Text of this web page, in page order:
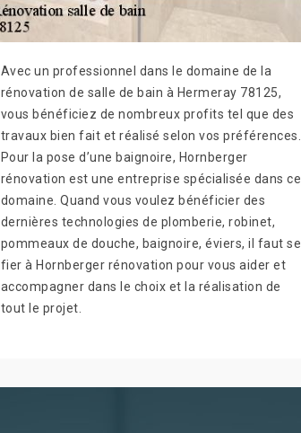
Avec un professionnel dans le domaine de la
rénovation de salle de bain à Hermeray 78125,
vous bénéficiez de nombreux profits tel que des
travaux bien fait et réalisé selon vos préférences.
Pour la pose d’une baignoire, Hornberger
rénovation est une entreprise spécialisée dans ce
domaine. Quand vous voulez bénéficier des
dernières technologies de plomberie, robinet,
pommeaux de douche, baignoire, éviers, il faut se
fier à Hornberger rénovation pour vous aider et
accompagner dans le choix et la réalisation de
tout le projet.